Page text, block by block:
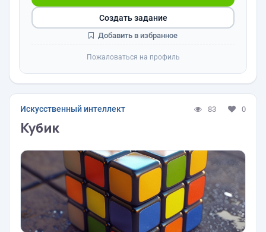
Создать задание
Добавить в избранное
Пожаловаться на профиль
Искусственный интеллект 83 0
Кубик